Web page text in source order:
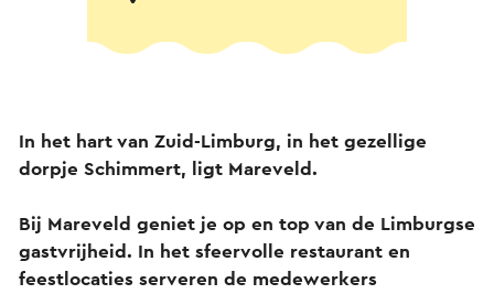
In het hart van Zuid-Limburg, in het gezellige
dorpje Schimmert, ligt Mareveld.
Bij Mareveld geniet je op en top van de Limburgse
gastvrijheid. In het sfeervolle restaurant en
feestlocaties serveren de medewerkers